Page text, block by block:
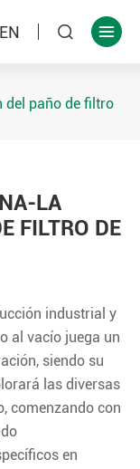
EN  
del paño de filtro
LA
FILTRO DE
industrial y
al vacío juega un
siendo su
las diversas
comenzando con
en